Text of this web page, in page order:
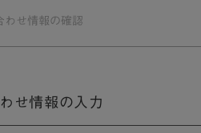
わせ 情報の確認
せ情報の入力